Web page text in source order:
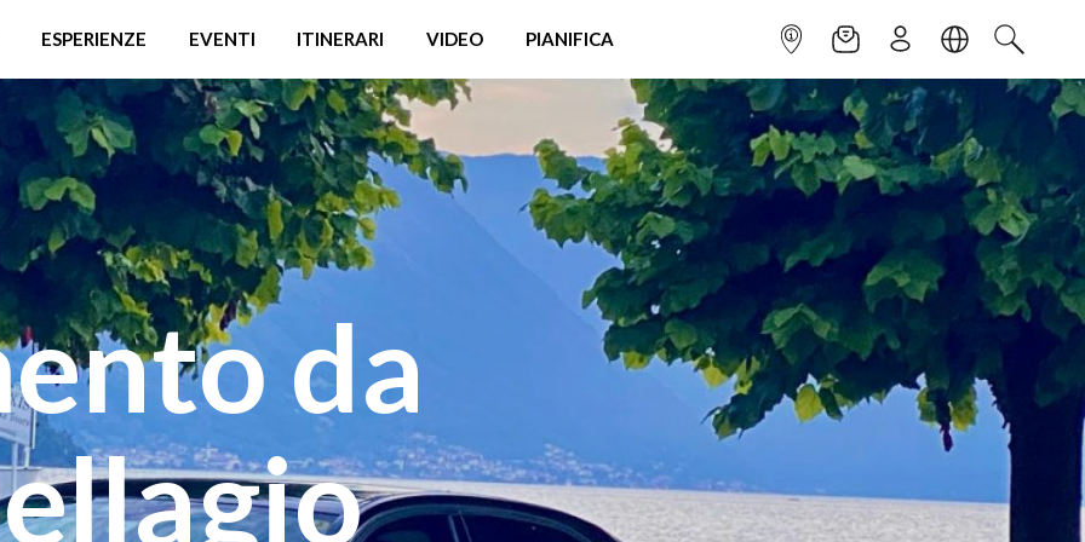
ESPERIENZE EVENTI ITINERARI VIDEO PIANIFICA INFOPOINTNEWSLETTER
ISCRIVITILINGUACERCA
da